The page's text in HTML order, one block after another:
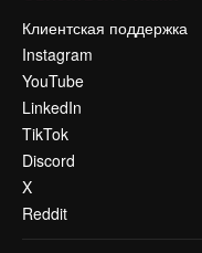
Клиентская поддержка
Instagram
YouTube
LinkedIn
TikTok
Discord
X
Reddit